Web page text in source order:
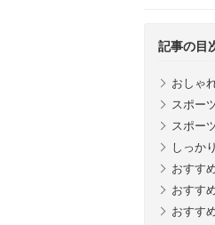
記事の目
おしゃ
スポー
スポー
しっか
おすす
おすす
おすす